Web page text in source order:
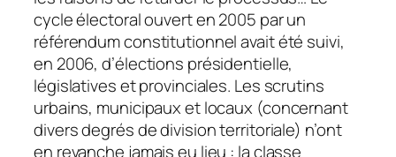
cycle électoral ouvert en 2005 par un
référendum constitutionnel avait été suivi,
en 2006, d’élections présidentielle,
législatives et provinciales. Les scrutins
urbains, municipaux et locaux (concernant
divers degrés de division territoriale) n’ont
en revanche jamais eu lieu : la classe